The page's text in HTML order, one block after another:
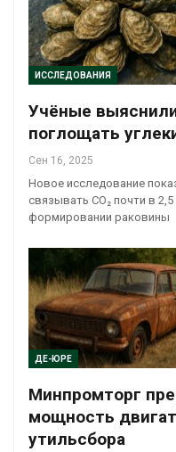
ИССЛЕДОВАНИЯ
Учёные
поглощать
Сен 16, 2025
Новое исследование
связывать CO₂ почти в
формировании раковины
ДЕ-ЮРЕ
Минпромторг
мощность
утильсбора